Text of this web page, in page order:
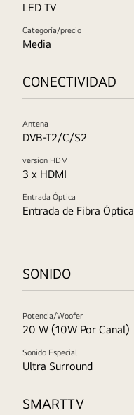
LED TV
Categoría/precio
Media
CONECTIVIDAD
Antena
DVB-T2/C/S2
version HDMI
3 x HDMI
Entrada Óptica
Entrada de Fibra Óptica
SONIDO
Potencia/Woofer
20 W (10W Por Canal)
Sonido Especial
Ultra Surround
SMARTTV